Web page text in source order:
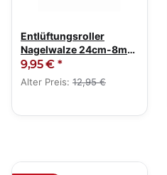
Entlüftungsroller
Nagelwalze 24cm-8mm
Bügel
9,95 € *
Alter Preis: 12,95 €